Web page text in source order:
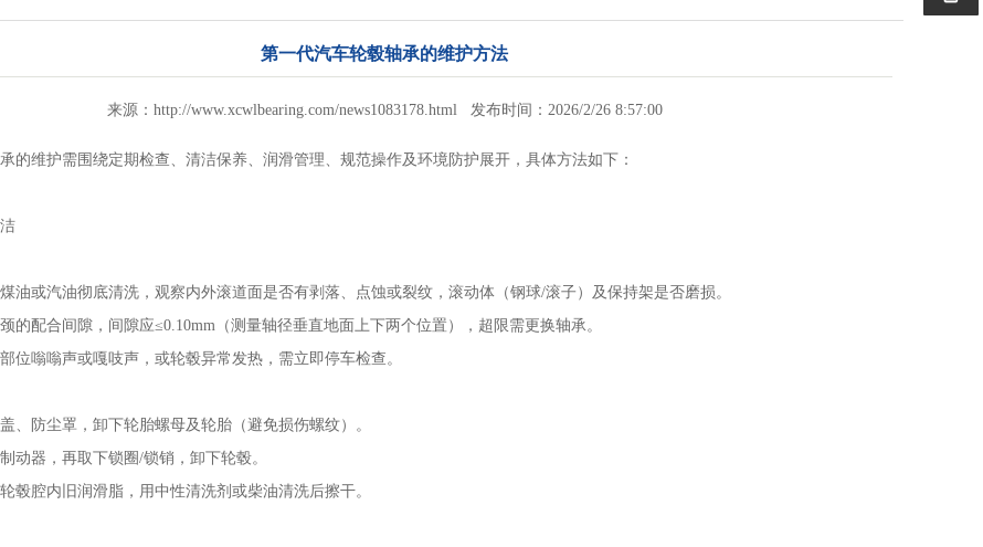
第一代汽车轮毂轴承的维护方法
来源：http://www.xcwlbearing.com/news1083178.html 发布时间：2026/2/26 8:57:00
的维护需围绕定期检查、清洁保养、润滑管理、规范操作及环境防护展开，具体方法如下：
油或汽油彻底清洗，观察内外滚道面是否有剥落、点蚀或裂纹，滚动体（钢球/滚子）及保持架是否磨损。
的配合间隙，间隙应≤0.10mm（测量轴径垂直地面上下两个位置），超限需更换轴承。
位嗡嗡声或嘎吱声，或轮毂异常发热，需立即停车检查。
、防尘罩，卸下轮胎螺母及轮胎（避免损伤螺纹）。
动器，再取下锁圈/锁销，卸下轮毂。
毂腔内旧润滑脂，用中性清洗剂或柴油清洗后擦干。